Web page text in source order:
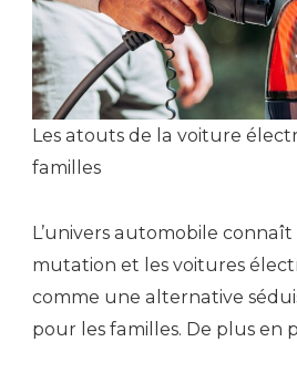
Les atouts de la voiture
familles
L’univers automobile
mutation et les voitures
comme une alternative
pour les familles. De plus en